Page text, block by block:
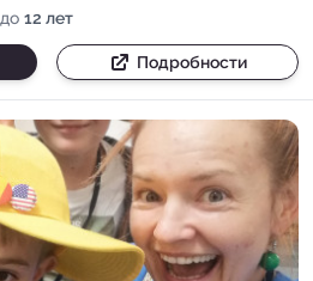
до 12 лет
Подробности